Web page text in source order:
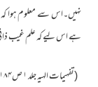
نہیں۔اس سے معلوم ہوا کہ
ہے اس لیے کہ علم غیب
(تفہیمات الہیہ جلد ۱ ص۱۸۳،۱۸۴)